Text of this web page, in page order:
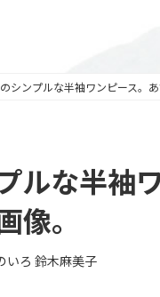
シンプルな半袖ワンピース。
ルな半袖
像。
いろ 鈴木麻美子